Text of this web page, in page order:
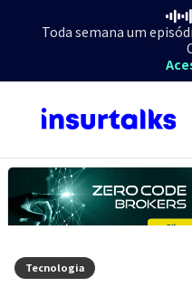
Toda semana um
Tecnologia